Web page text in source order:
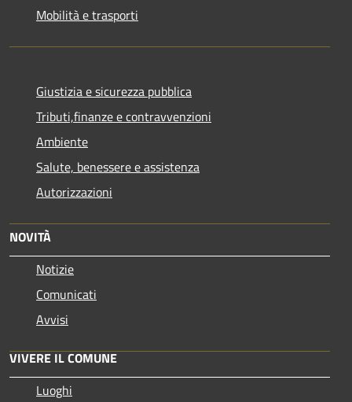
Mobilità e trasporti
Giustizia e sicurezza pubblica
Tributi,finanze e contravvenzioni
Ambiente
Salute, benessere e assistenza
Autorizzazioni
NOVITÀ
Notizie
Comunicati
Avvisi
VIVERE IL COMUNE
Luoghi